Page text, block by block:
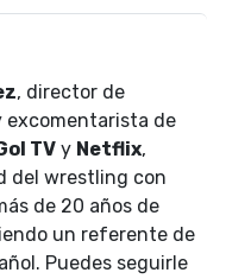
, director de
excomentarista de
TV y Netflix,
del wrestling con
de 20 años de
un referente de
Puedes seguirle